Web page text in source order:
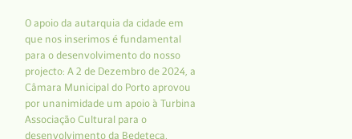
O apoio da autarquia da cidade em
que nos inserimos é fundamental
para o desenvolvimento do nosso
projecto: A 2 de Dezembro de 2024, a
Câmara Municipal do Porto aprovou
por unanimidade um apoio à Turbina
Associação Cultural para o
desenvolvimento da Bedeteca.